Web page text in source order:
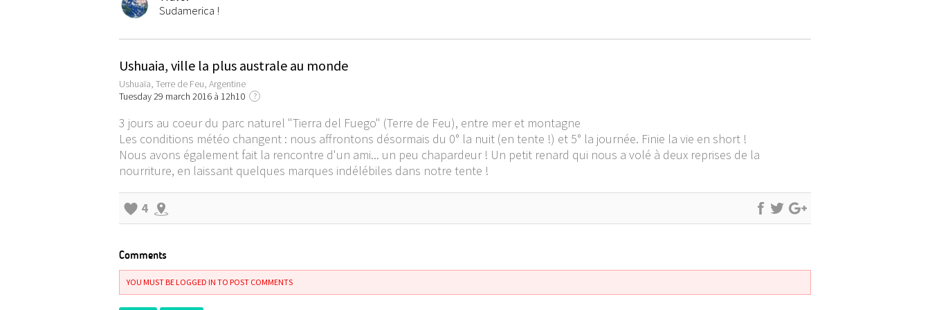
Sudamerica !
Ushuaia, ville la plus australe au monde
Ushuaïa, Terre de Feu, Argentine
Tuesday 29 march 2016 à 12h10
?
3 jours au coeur du parc naturel "Tierra del Fuego" (Terre de Feu), entre mer et montagne
Les conditions météo changent : nous affrontons désormais du 0° la nuit (en tente !) et 5° la journée. Finie la vie en short !
Nous avons également fait la rencontre d'un ami... un peu chapardeur ! Un petit renard qui nous a volé à deux reprises de la
nourriture, en laissant quelques marques indélébiles dans notre tente !
4
Comments
YOU MUST BE LOGGED IN TO POST COMMENTS